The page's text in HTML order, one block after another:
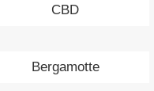
CBD
Bergamotte